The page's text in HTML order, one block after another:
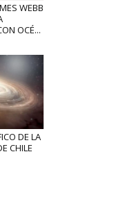
WEBB
OCÉ...
DE LA
CHILE